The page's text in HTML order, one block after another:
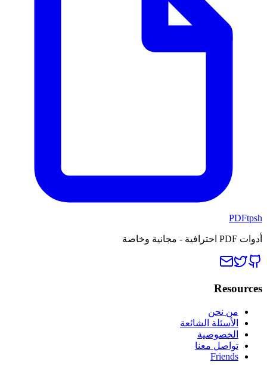
PDFtpsh
أدوات PDF احترافية - مجانية وخاصة
Resources
من نحن
الأسئلة الشائعة
الخصوصية
تواصل معنا
Friends